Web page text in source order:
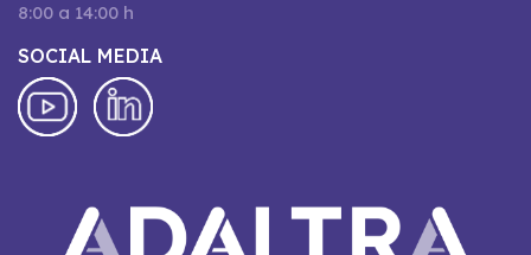
8:00 a 14:00 h
SOCIAL MEDIA